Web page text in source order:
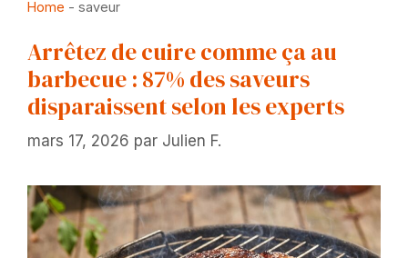
Home - saveur
Arrêtez de cuire comme ça au
barbecue : 87% des saveurs
disparaissent selon les experts
mars 17, 2026 par Julien F.